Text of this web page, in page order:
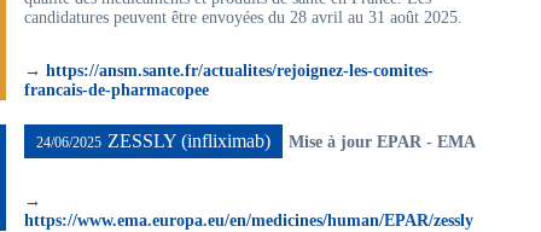
candidatures peuvent être envoyées du 28 avril au 31 août 2025.
→ https://ansm.sante.fr/actualites/rejoignez-les-comites-
francais-de-pharmacopee
24/06/2025 ZESSLY (infliximab) Mise à jour EPAR - EMA
→
https://www.ema.europa.eu/en/medicines/human/EPAR/zessly